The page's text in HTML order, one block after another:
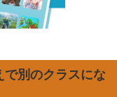
で別のクラスにな